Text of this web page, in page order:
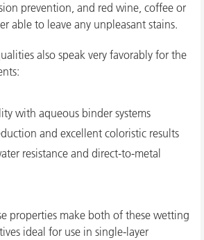
prevention, and red wine, coffee or
able to leave any unpleasant stains.
also speak very favorably for the
with aqueous binder systems
and excellent coloristic results
resistance and direct-to-metal
properties make both of these wetting
ideal for use in single-layer